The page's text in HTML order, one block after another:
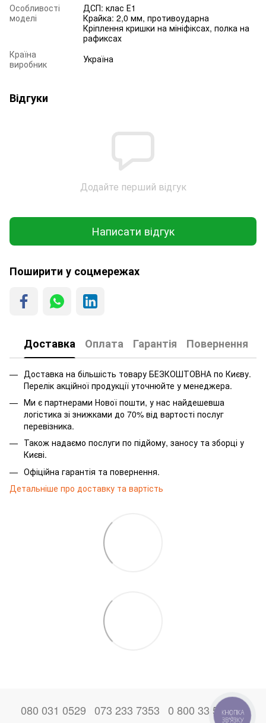
Особливості
моделі
ДСП: клас Е1
Крайка: 2,0 мм, противоударна
Кріплення кришки на мініфіксах, полка на
рафиксах
Країна
виробник
Україна
Відгуки
Додайте перший відгук
Написати відгук
Поширити у соцмережах
Доставка Оплата Гарантія Повернення
Доставка на більшість товару БЕЗКОШТОВНА по Києву.
Перелік акційної продукції уточнюйте у менеджера.
Ми є партнерами Нової пошти, у нас найдешевша
логістика зі знижками до 70% від вартості послуг
перевізника.
Також надаємо послуги по підйому, заносу та зборці у
Києві.
Офіційна гарантія та повернення.
Детальніше про доставку та вартість
080 031 0529 073 233 7353 0 800 33 52 06
КНОПКА
ЗВ'ЯЗКУ